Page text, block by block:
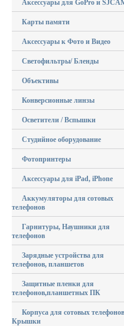
Аксессуары для GoPro и
Карты памяти
Аксессуары к Фото и Видео
Светофильтры/ Бленды
Объективы
Конверсионные линзы
Осветители / Вспышки
Студийное оборудование
Фотопринтеры
Аксессуары для iPad, iPhone
Аккумуляторы для сотовых
телефонов
Гарнитуры, Наушники для
телефонов
Зарядные устройства для
телефонов, планшетов
Защитные пленки для
телефонов,планшетных ПК
Корпуса для сотовых
Крышки